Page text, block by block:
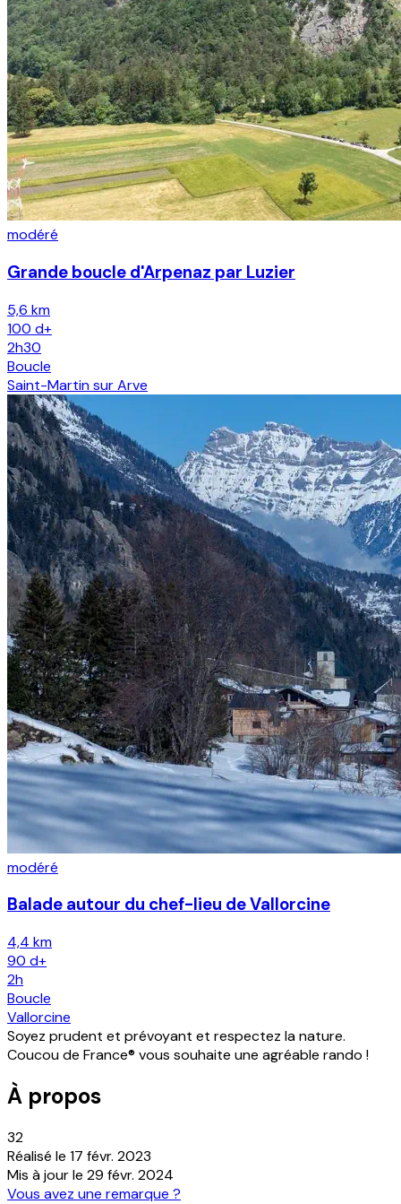
modéré
Grande boucle d'Arpenaz par Luzier
5,6 km
100 d+
2h30
Boucle
Saint-Martin sur Arve
modéré
Balade autour du chef-lieu de Vallorcine
4,4 km
90 d+
2h
Boucle
Vallorcine
Soyez prudent et prévoyant et respectez la nature.
Coucou de France® vous souhaite une agréable rando !
À propos
32
Réalisé le 17 févr. 2023
Mis à jour le 29 févr. 2024
Vous avez une remarque ?